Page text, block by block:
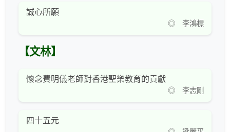
誠心所願
◎ 李鴻標
【文林】
懷念費明儀老師對香港聖樂教育的貢獻
◎ 李志剛
四十五元